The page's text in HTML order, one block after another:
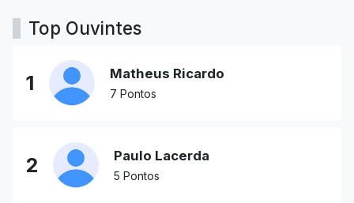
Top Ouvintes
1 Matheus Ricardo
7 Pontos
2 Paulo Lacerda
5 Pontos